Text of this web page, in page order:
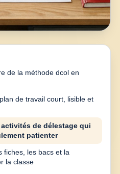
de la méthode dcol en
de travail court, lisible et
de délestage qui
patienter
les bacs et la
la classe